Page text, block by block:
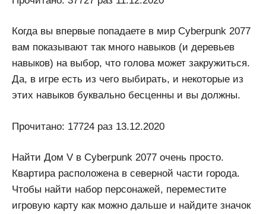
Когда вы впервые попадаете в мир Cyberpunk 2077
вам показывают так много навыков (и деревьев
навыков) на выбор, что голова может закружиться.
Да, в игре есть из чего выбирать, и некоторые из
этих навыков буквально бесценны и вы должны.
Прочитано: 17724 раз 13.12.2020
Найти Дом V в Cyberpunk 2077 очень просто.
Квартира расположена в северной части города.
Чтобы найти набор персонажей, переместите
игровую карту как можно дальше и найдите значок